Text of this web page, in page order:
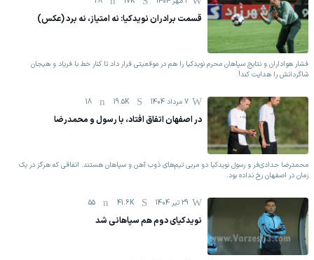
قسمت برادران نویدکیا: نه امتیاز، نه برد (عکس)
فشار هواداران و نتایج سپاهان محرم نویدکیا را هم در موقعیتی قرار داد تا کنار خط با فریاد و هیجان
شاگردانش را هدایت کند!
7 مرداد 1404 19.5K
18
در اصفهان اتفاق افتاد، با رسول و محمدرضا
محمدرضا حدادی‎‌فر و رسول نویدکیا دو مربی تیم‌های ذوب آهن و سپاهان هستند. اتفاقی که هرگز در یک
زمان در اصفهان رخ نداده بود.
29 تیر 1404 41.6K
55
نویدکیای دوم هم سپاهانی شد